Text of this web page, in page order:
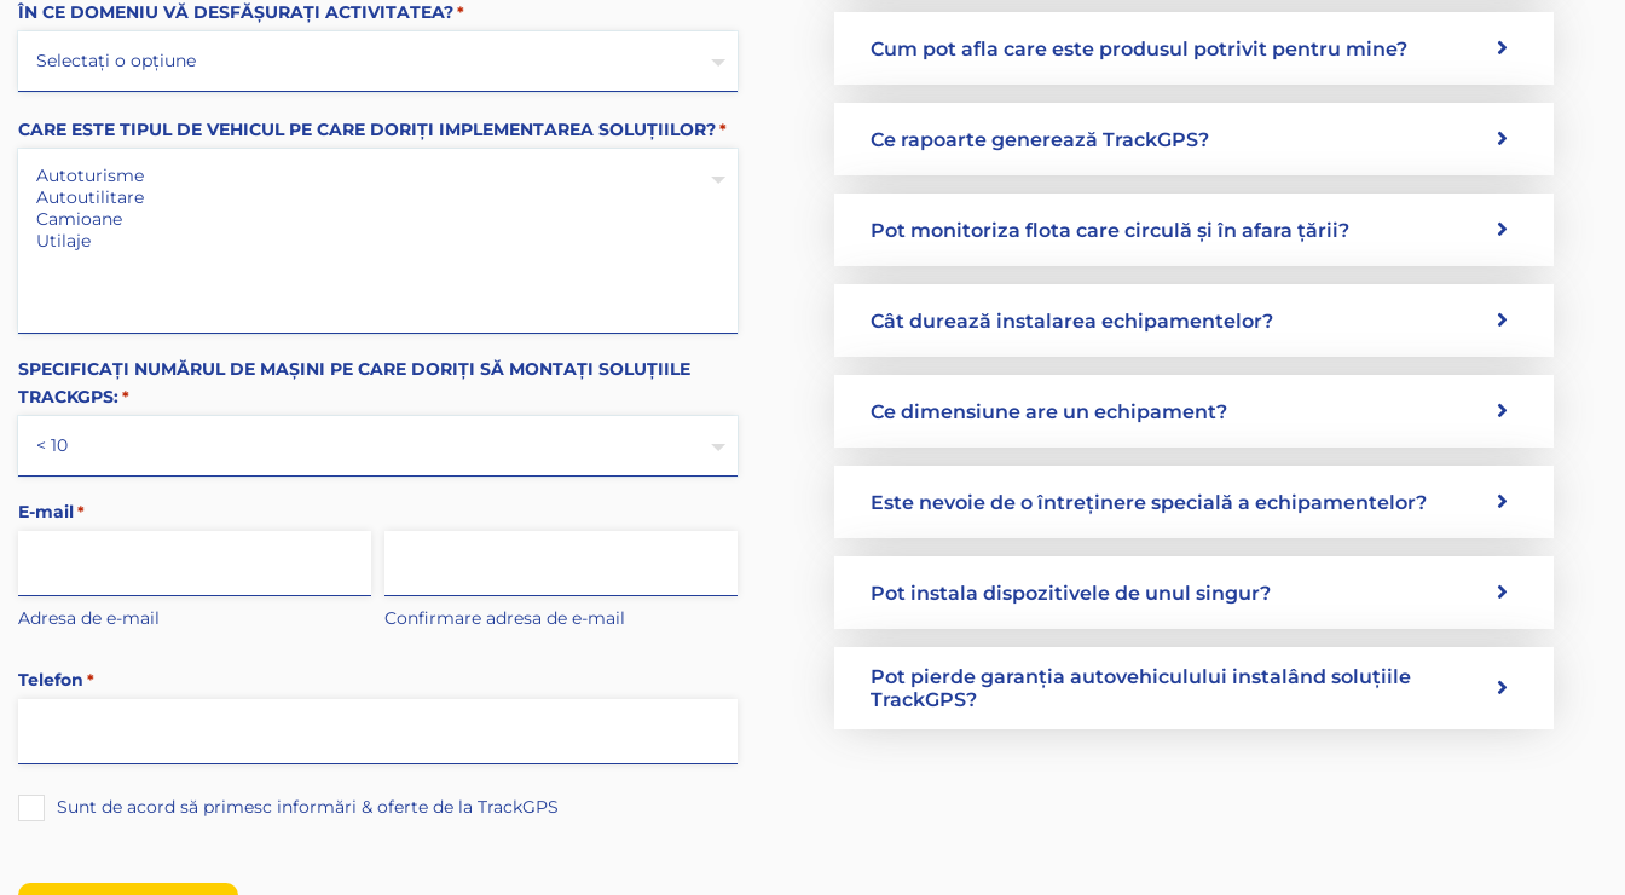
ÎN CE DOMENIU VĂ DESFĂȘURAȚI ACTIVITATEA? *
CARE ESTE TIPUL DE VEHICUL PE CARE DORIȚI IMPLEMENTAREA SOLUȚIILOR? *
SPECIFICAȚI NUMĂRUL DE MAȘINI PE CARE DORIȚI SĂ MONTAȚI SOLUȚIILE
TRACKGPS: *
E-mail *
Adresa de e-mail Confirmare adresa de e-mail
Telefon *
Sunt de acord să primesc informări & oferte de la TrackGPS
Cum pot afla care este produsul potrivit pentru mine?
Ce rapoarte generează TrackGPS?
Pot monitoriza flota care circulă și în afara țării?
Cât durează instalarea echipamentelor?
Ce dimensiune are un echipament?
Este nevoie de o întreținere specială a echipamentelor?
Pot instala dispozitivele de unul singur?
Pot pierde garanția autovehiculului instalând soluțiile
TrackGPS?